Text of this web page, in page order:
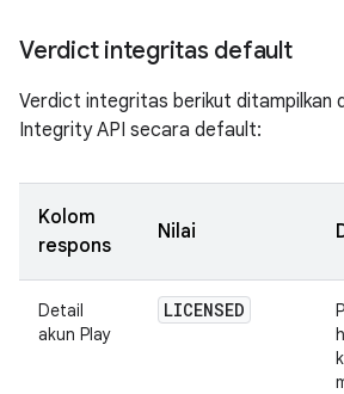
Verdict integritas default
Verdict integritas berikut ditampilkan
Integrity API secara default:
Kolom
respons
Nilai
Detail
akun Play
LICENSED